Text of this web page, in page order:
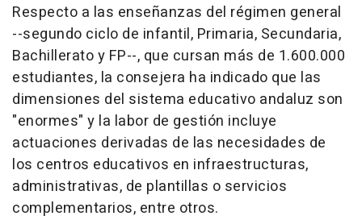
Respecto a las enseñanzas del régimen general
--segundo ciclo de infantil, Primaria, Secundaria,
Bachillerato y FP--, que cursan más de 1.600.000
estudiantes, la consejera ha indicado que las
dimensiones del sistema educativo andaluz son
"enormes" y la labor de gestión incluye
actuaciones derivadas de las necesidades de
los centros educativos en infraestructuras,
administrativas, de plantillas o servicios
complementarios, entre otros.